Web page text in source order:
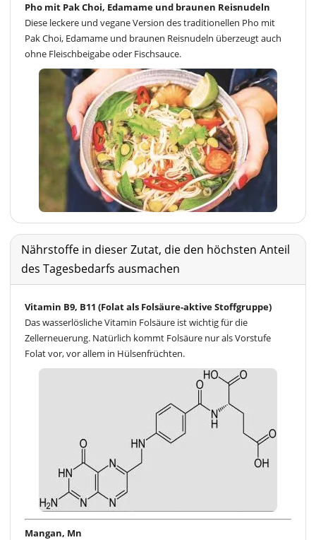
Pho mit Pak Choi, Edamame und braunen Reisnudeln
Diese leckere und vegane Version des traditionellen Pho mit
Pak Choi, Edamame und braunen Reisnudeln überzeugt auch
ohne Fleischbeigabe oder Fischsauce.
Nährstoffe in dieser Zutat, die den höchsten Anteil
des Tagesbedarfs ausmachen
Vitamin B9, B11 (Folat als Folsäure-aktive Stoffgruppe)
Das wasserlösliche Vitamin Folsäure ist wichtig für die
Zellerneuerung. Natürlich kommt Folsäure nur als Vorstufe
Folat vor, vor allem in Hülsenfrüchten.
Mangan, Mn